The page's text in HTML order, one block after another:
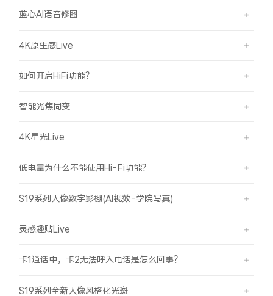
蓝心AI语音修图
4K原生感Live
如何开启HiFi功能？
智能光焦同变
4K星光Live
低电量为什么不能使用Hi-Fi功能？
S19系列人像数字影棚(AI视效-学院写真)
灵感趣贴Live
卡1通话中，卡2无法呼入电话是怎么回事？
S19系列全新人像风格化光斑